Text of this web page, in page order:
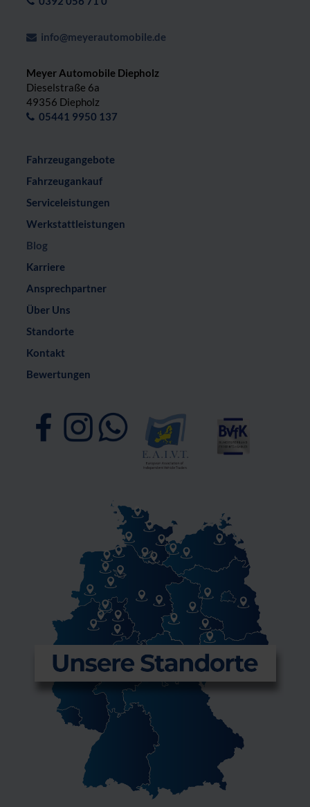
info@meyerautomobile.de
Meyer Automobile Diepholz
Dieselstraße 6a
49356 Diepholz
05441 9950 137
Fahrzeugangebote
Fahrzeugankauf
Serviceleistungen
Werkstattleistungen
Blog
Karriere
Ansprechpartner
Über Uns
Standorte
Kontakt
Bewertungen